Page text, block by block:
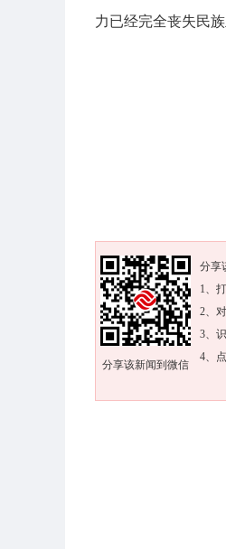
力已经完全丧失民
分享该新闻到微信
分享
1、
2、
3、
4、